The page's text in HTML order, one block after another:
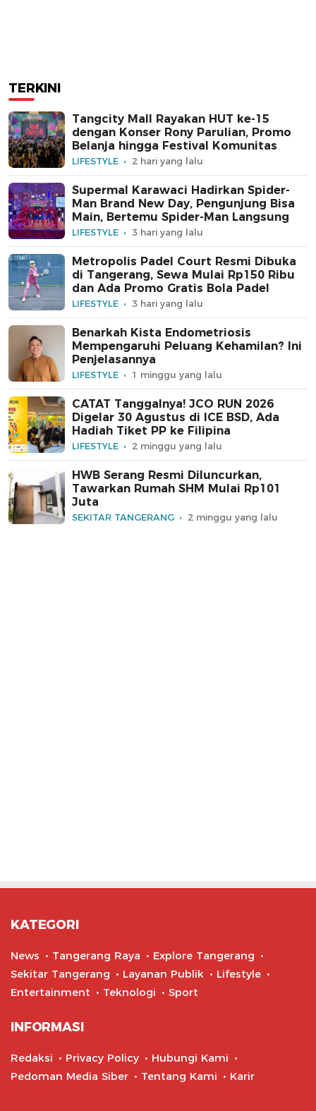
TERKINI
Tangcity Mall Rayakan HUT ke-15
dengan Konser Rony Parulian, Promo
Belanja hingga Festival Komunitas
LIFESTYLE 2 hari yang lalu
Supermal Karawaci Hadirkan Spider-
Man Brand New Day, Pengunjung Bisa
Main, Bertemu Spider-Man Langsung
LIFESTYLE 3 hari yang lalu
Metropolis Padel Court Resmi Dibuka
di Tangerang, Sewa Mulai Rp150 Ribu
dan Ada Promo Gratis Bola Padel
LIFESTYLE 3 hari yang lalu
Benarkah Kista Endometriosis
Mempengaruhi Peluang Kehamilan? Ini
Penjelasannya
LIFESTYLE 1 minggu yang lalu
CATAT Tanggalnya! JCO RUN 2026
Digelar 30 Agustus di ICE BSD, Ada
Hadiah Tiket PP ke Filipina
LIFESTYLE 2 minggu yang lalu
HWB Serang Resmi Diluncurkan,
Tawarkan Rumah SHM Mulai Rp101
Juta
SEKITAR TANGERANG 2 minggu yang lalu
KATEGORI
News Tangerang Raya
Explore Tangerang
Sekitar Tangerang
Layanan Publik
Lifestyle
Entertainment
Teknologi Sport
INFORMASI
Redaksi Privacy Policy
Hubungi Kami
Pedoman Media Siber
Tentang Kami Karir